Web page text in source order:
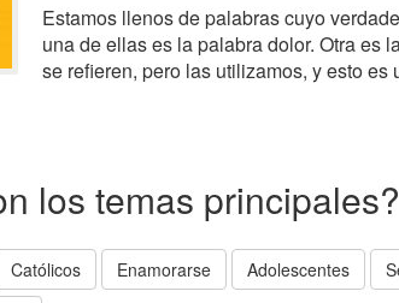
Estamos llenos de palabras cuyo
una de ellas es la palabra dolor. Otra es
se refieren, pero las utilizamos, y esto es
los temas principales?
Católicos Enamorarse Adolescentes